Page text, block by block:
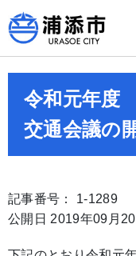
令和元年度
交通会議の
記事番号： 1-1289
公開日 2019年09月20